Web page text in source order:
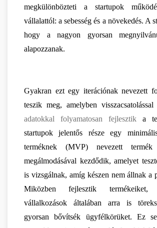
megkülönbözteti a startupok
vállalattól: a sebesség és a növekedés. A
hogy a nagyon gyorsan
alapozzanak.
Gyakran ezt egy iterációnak nevezett
adatokkal folyamatosan fejlesztik a
startupok jelentős része egy
terméknek (MVP) nevezett termék
megálmodásával kezdődik, amelyet
is vizsgálnak, amíg készen nem állnak a
Miközben fejlesztik
vállalkozások általában arra is
gyorsan bővítsék ügyfélkörüket. Ez